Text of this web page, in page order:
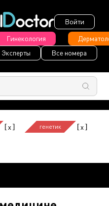
Войти
Гинекология
Эксперты Все номера
[x] генетик [x]